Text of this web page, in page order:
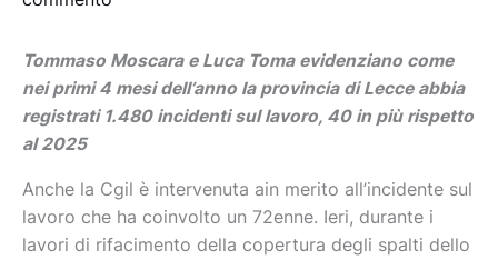
Tommaso Moscara e Luca Toma evidenziano come
nei primi 4 mesi dell’anno la provincia di Lecce abbia
registrati 1.480 incidenti sul lavoro, 40 in più rispetto
al 2025
Anche la Cgil è intervenuta ain merito all’incidente sul
lavoro che ha coinvolto un 72enne. Ieri, durante i
lavori di rifacimento della copertura degli spalti dello